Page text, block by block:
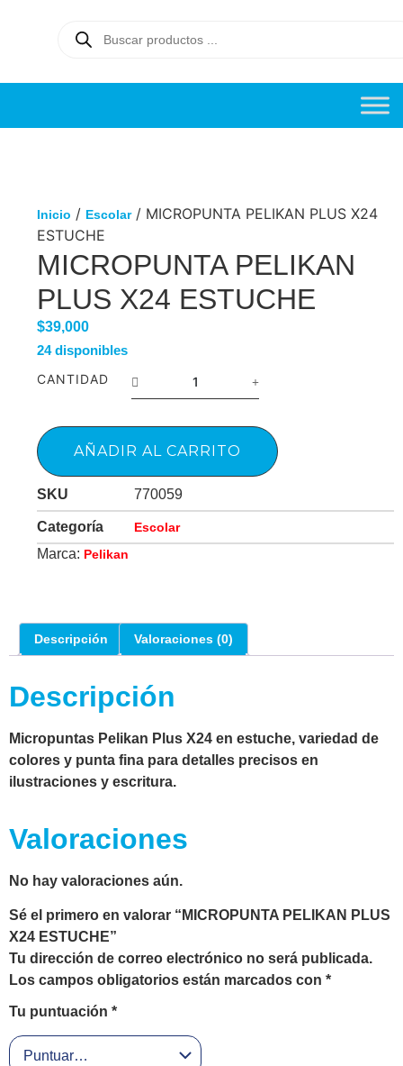
Inicio / Escolar/ MICROPUNTA PELIKAN PLUS X24
ESTUCHE
MICROPUNTA PELIKAN
PLUS X24 ESTUCHE
$39,000
24 disponibles
CANTIDAD
AÑADIR AL CARRITO
SKU 770059
Categoría Escolar
Marca: Pelikan
Descripción Valoraciones (0)
Descripción
Micropuntas Pelikan Plus X24 en estuche, variedad de
colores y punta fina para detalles precisos en
ilustraciones y escritura.
Valoraciones
No hay valoraciones aún.
Sé el primero en valorar “MICROPUNTA PELIKAN PLUS
X24 ESTUCHE”
Tu dirección de correo electrónico no será publicada.
Los campos obligatorios están marcados con *
Tu puntuación *